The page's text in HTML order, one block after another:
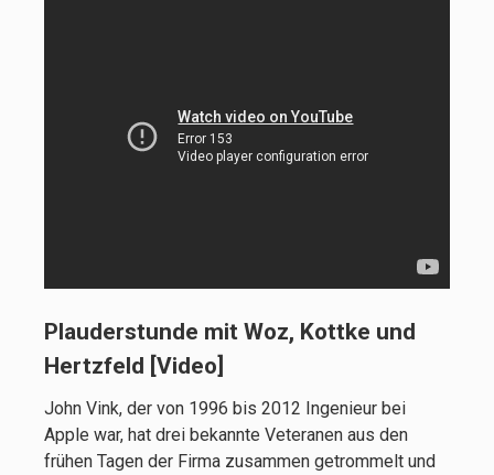
Plauderstunde mit Woz, Kottke und
Hertzfeld [Video]
John Vink, der von 1996 bis 2012 Ingenieur bei
Apple war, hat drei bekannte Veteranen aus den
frühen Tagen der Firma zusammen getrommelt und